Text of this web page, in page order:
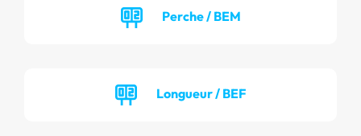
Perche / BEM
Longueur / BEF